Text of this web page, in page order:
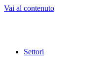
Vai al contenuto
Settori